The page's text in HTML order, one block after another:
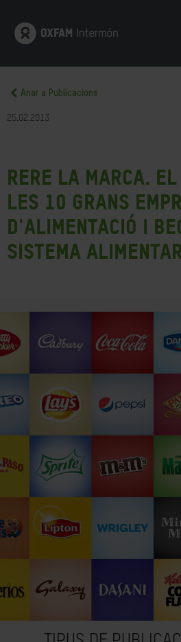
Anar a Publicacions
25.02.2013
Rere la marca. El
les 10 grans
d'alimentació i
sistema